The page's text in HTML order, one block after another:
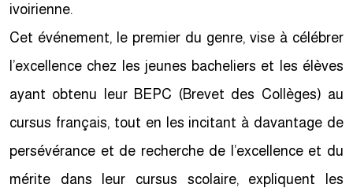
ivoirienne.
Cet événement, le premier du genre, vise à célébrer
l’excellence chez les jeunes bacheliers et les élèves
ayant obtenu leur BEPC (Brevet des Collèges) au
cursus français, tout en les incitant à davantage de
persévérance et de recherche de l’excellence et du
mérite dans leur cursus scolaire, expliquent les